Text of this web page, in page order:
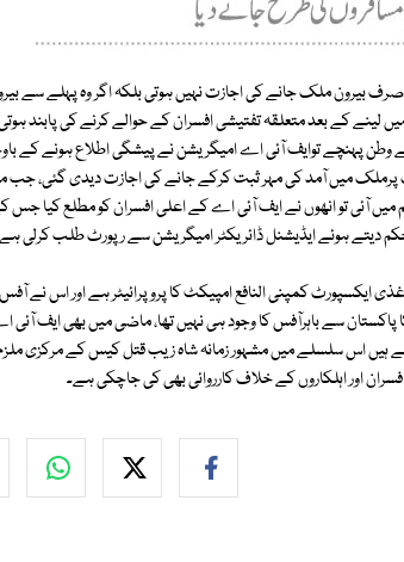
بیرون ملک جانے کی اجازت نہیں ہوتی بلکہ اگر وہ پہلے سے
لینے کے بعد متعلقہ تفتیشی افسران کے حوالے کرنے کی پابند
سے وطن پہنچے توایف آئی اے امیگریشن نے پیشگی اطلاع ہونے کے
میں آمد کی مہر ثبت کرکے جانے کی اجازت دیدی گئی، جب
آئی تو انھوں نے ایف آئی اے کے اعلی افسران کو مطلع کیا
دیتے ہوئے ایڈیشنل ڈائریکٹر امیگریشن سے رپورٹ طلب کرلی
سے باہرآفس کا وجود ہی نہیں تھا، ماضی میں بھی ایف آئی
ہیں اس سلسلے میں مشہور زمانہ شاہ زیب قتل کیس کے مرکزی ملزم
اور اہلکاروں کے خلاف کارروائی بھی کی جاچکی ہے۔